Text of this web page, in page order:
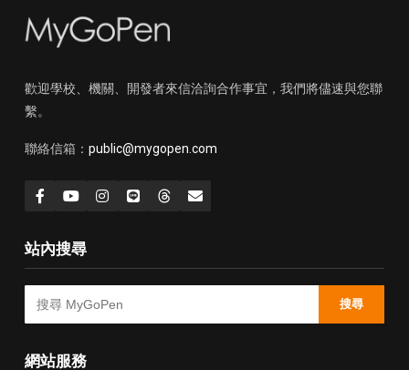
歡迎學校、機關、開發者來信洽詢合作事宜，我們將儘速與您聯
繫。
聯絡信箱： public@mygopen.com
站內搜尋
搜尋
網站服務